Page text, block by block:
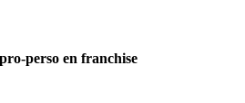
perso en franchise